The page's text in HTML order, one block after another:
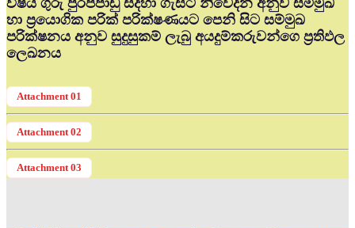
විෂය ගුරු පුරප්පාඩු සදහා ගැසට් නිවෙදන අනුව සම්මුඛ
හා ප්‍රයොගික පරික් පරික්ෂණයට පෙනි සිට සම්මුඛ
පරික්ෂනය අනුව සුදුසුකම් ලැබු අයදුම්කරුවන්ගෙ ප්‍රතිඵල
ලෙඛනය
Attachment 01
Attachment 02
Attachment 03